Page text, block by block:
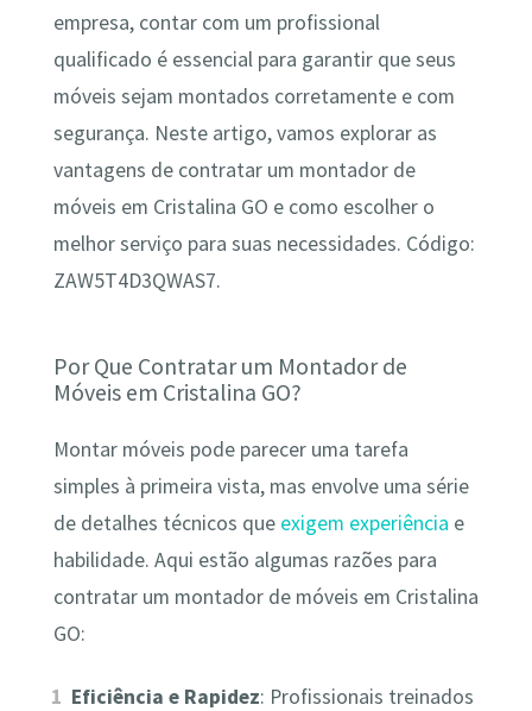
empresa, contar com um profissional
qualificado é essencial para garantir que seus
móveis sejam montados corretamente e com
segurança. Neste artigo, vamos explorar as
vantagens de contratar um montador de
móveis em Cristalina GO e como escolher o
melhor serviço para suas necessidades. Código:
ZAW5T4D3QWAS7.
Por Que Contratar um Montador de
Móveis em Cristalina GO?
Montar móveis pode parecer uma tarefa
simples à primeira vista, mas envolve uma série
de detalhes técnicos que exigem experiência e
habilidade. Aqui estão algumas razões para
contratar um montador de móveis em Cristalina
GO:
Eficiência e Rapidez: Profissionais treinados